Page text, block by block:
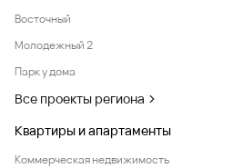
Восточный
Молодежный 2
Парк у дома
Все проекты региона
Квартиры и апартаменты
Коммерческая недвижимость